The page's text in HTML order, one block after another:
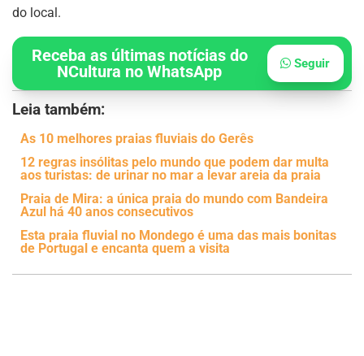
do local.
Receba as últimas notícias do
NCultura no WhatsApp
Seguir
Leia também:
As 10 melhores praias fluviais do Gerês
12 regras insólitas pelo mundo que podem dar multa
aos turistas: de urinar no mar a levar areia da praia
Praia de Mira: a única praia do mundo com Bandeira
Azul há 40 anos consecutivos
Esta praia fluvial no Mondego é uma das mais bonitas
de Portugal e encanta quem a visita